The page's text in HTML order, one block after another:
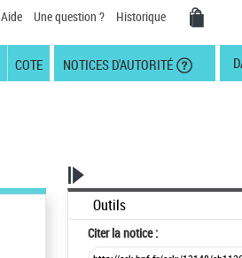
Aide Une question ? Historique
COTE NOTICES D'AUTORITÉ
Outils
Citerla notice :